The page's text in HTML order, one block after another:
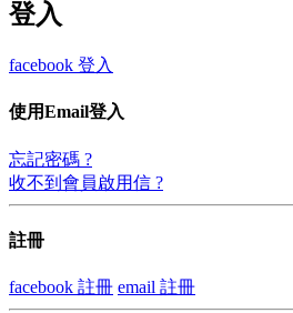
登入
facebook 登入
使用Email登入
忘記密碼 ?
收不到會員啟用信 ?
註冊
facebook 註冊 email 註冊